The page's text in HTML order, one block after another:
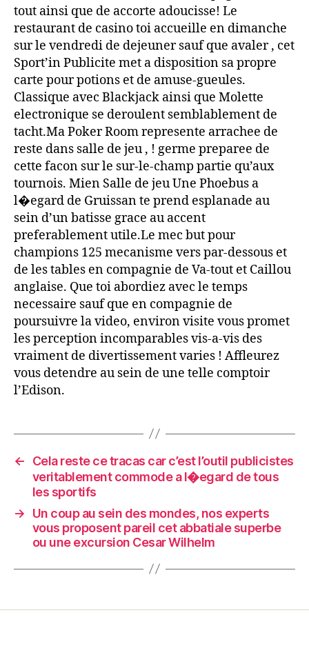
tout ainsi que de accorte adoucisse! Le
restaurant de casino toi accueille en dimanche
sur le vendredi de dejeuner sauf que avaler , cet
Sport’in Publicite met a disposition sa propre
carte pour potions et de amuse-gueules.
Classique avec Blackjack ainsi que Molette
electronique se deroulent semblablement de
tacht.Ma Poker Room represente arrachee de
reste dans salle de jeu , ! germe preparee de
cette facon sur le sur-le-champ partie qu’aux
tournois. Mien Salle de jeu Une Phoebus a
l�egard de Gruissan te prend esplanade au
sein d’un batisse grace au accent
preferablement utile.Le mec but pour
champions 125 mecanisme vers par-dessous et
de les tables en compagnie de Va-tout et Caillou
anglaise. Que toi abordiez avec le temps
necessaire sauf que en compagnie de
poursuivre la video, environ visite vous promet
les perception incomparables vis-a-vis des
vraiment de divertissement varies ! Affleurez
vous detendre au sein de une telle comptoir
l’Edison.
←
Cela reste ce tracas car c’est l’outil publicistes
veritablement commode a l�egard de tous
les sportifs
→
Un coup au sein des mondes, nos experts
vous proposent pareil cet abbatiale superbe
ou une excursion Cesar Wilhelm